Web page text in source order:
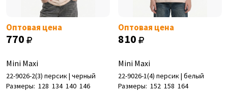
Оптовая цена
770
Mini Maxi
22-9026-2(3) персик | черный
Размеры: 128 134 140 146
Оптовая цена
810
Mini Maxi
22-9026-1(4) персик | белый
Размеры: 152 158 164